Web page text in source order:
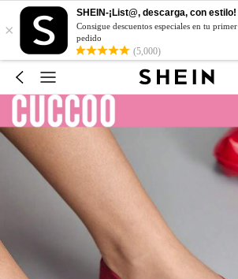
×
SHEIN-¡List@, descarga, con estilo!
Consigue descuentos especiales en tu primer
pedido
(5,000)